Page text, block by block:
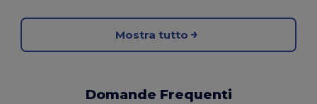
Mostra tutto
Domande Frequenti